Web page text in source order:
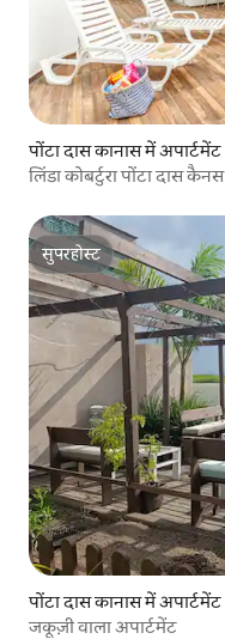
पोंटा दास कानास में अपार्टमेंट
लिंडा कोबर्टुरा पोंटा दास कैनस
सुपरहोस्ट
सुपरहोस्ट
पोंटा दास कानास में अपार्टमेंट
जकूज़ी वाला अपार्टमेंट